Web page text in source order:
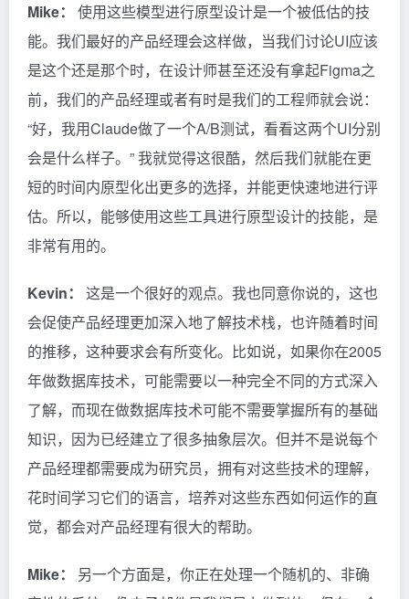
Mike：
使用这些模型进行原型设计是一个被低估的技
能。我们最好的产品经理会这样做，当我们讨论UI应该
是这个还是那个时，在设计师甚至还没有拿起Figma之
前，我们的产品经理或者有时是我们的工程师就会说：
“好，我用Claude做了一个A/B测试，看看这两个UI分别
会是什么样子。” 我就觉得这很酷，然后我们就能在更
短的时间内原型化出更多的选择，并能更快速地进行评
估。所以，能够使用这些工具进行原型设计的技能，是
非常有用的。
Kevin：
这是一个很好的观点。我也同意你说的，这也
会促使产品经理更加深入地了解技术栈，也许随着时间
的推移，这种要求会有所变化。比如说，如果你在2005
年做数据库技术，可能需要以一种完全不同的方式深入
了解，而现在做数据库技术可能不需要掌握所有的基础
知识，因为已经建立了很多抽象层次。但并不是说每个
产品经理都需要成为研究员，拥有对这些技术的理解，
花时间学习它们的语言，培养对这些东西如何运作的直
觉，都会对产品经理有很大的帮助。
Mike：
另一个方面是，你正在处理一个随机的、非确